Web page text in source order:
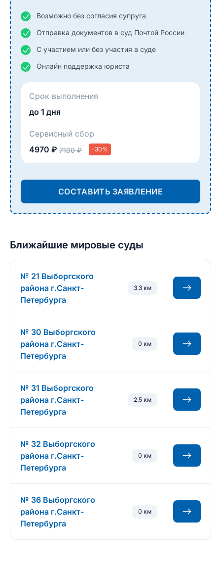
Возможно без согласия супруга
Отправка документов в суд Почтой России
С участием или без участия в суде
Онлайн поддержка юриста
Срок выполнения
до 1 дня
Сервисный сбор
4970 ₽ 7100 ₽ -30%
СОСТАВИТЬ ЗАЯВЛЕНИЕ
Ближайшие мировые суды
№ 21 Выборгского
района г.Санкт-
Петербурга
3.3 км
№ 30 Выборгского
района г.Санкт-
Петербурга
0 км
№ 31 Выборгского
района г.Санкт-
Петербурга
2.5 км
№ 32 Выборгского
района г.Санкт-
Петербурга
0 км
№ 36 Выборгского
района г.Санкт-
Петербурга
0 км